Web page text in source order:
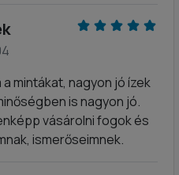
mintákat, nagyon jó ízek
is nagyon jó.
vásárolni fogok és
ismerőseimnek.